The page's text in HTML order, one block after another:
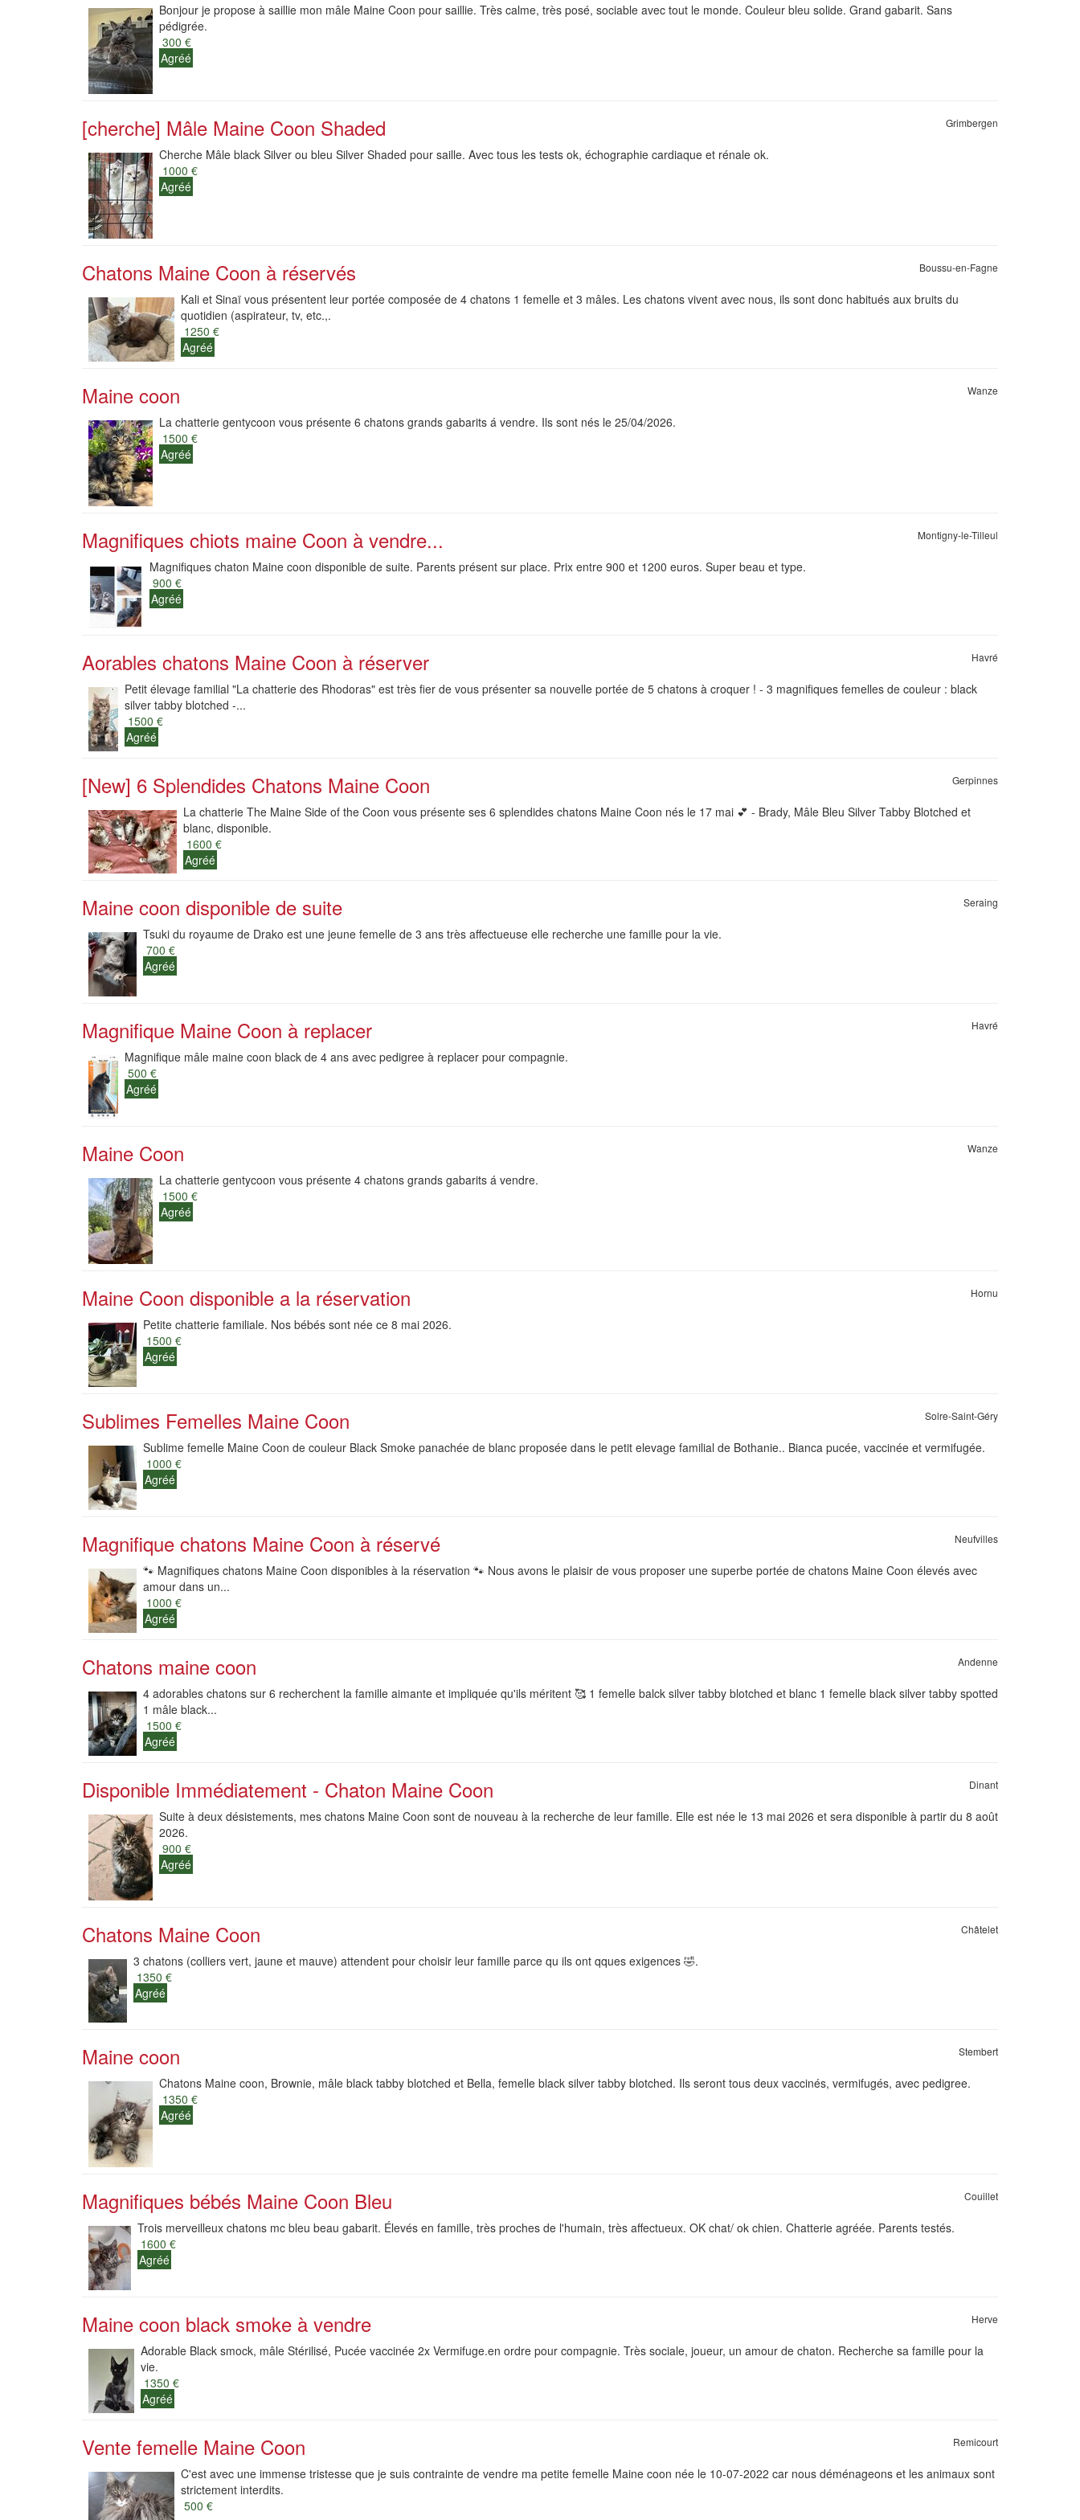
Bonjour je propose à saillie mon mâle Maine Coon pour saillie. Très calme, très posé, sociable avec tout le monde. Couleur bleu solide. Grand gabarit. Sans
pédigrée.
300 €
Agréé
[cherche] Mâle Maine Coon Shaded Grimbergen
Cherche Mâle black Silver ou bleu Silver Shaded pour saille. Avec tous les tests ok, échographie cardiaque et rénale ok.
1000 €
Agréé
Chatons Maine Coon à réservés Boussu-en-Fagne
Kali et Sinaï vous présentent leur portée composée de 4 chatons 1 femelle et 3 mâles. Les chatons vivent avec nous, ils sont donc habitués aux bruits du
quotidien (aspirateur, tv, etc.,.
1250 €
Agréé
Maine coon Wanze
La chatterie gentycoon vous présente 6 chatons grands gabarits á vendre. Ils sont nés le 25/04/2026.
1500 €
Agréé
Magnifiques chiots maine Coon à vendre... Montigny-le-Tilleul
Magnifiques chaton Maine coon disponible de suite. Parents présent sur place. Prix entre 900 et 1200 euros. Super beau et type.
900 €
Agréé
Aorables chatons Maine Coon à réserver Havré
Petit élevage familial "La chatterie des Rhodoras" est très fier de vous présenter sa nouvelle portée de 5 chatons à croquer ! - 3 magnifiques femelles de couleur : black
silver tabby blotched -...
1500 €
Agréé
[New] 6 Splendides Chatons Maine Coon Gerpinnes
La chatterie The Maine Side of the Coon vous présente ses 6 splendides chatons Maine Coon nés le 17 mai 💕 - Brady, Mâle Bleu Silver Tabby Blotched et
blanc, disponible.
1600 €
Agréé
Maine coon disponible de suite Seraing
Tsuki du royaume de Drako est une jeune femelle de 3 ans très affectueuse elle recherche une famille pour la vie.
700 €
Agréé
Magnifique Maine Coon à replacer Havré
Magnifique mâle maine coon black de 4 ans avec pedigree à replacer pour compagnie.
500 €
Agréé
Maine Coon Wanze
La chatterie gentycoon vous présente 4 chatons grands gabarits á vendre.
1500 €
Agréé
Maine Coon disponible a la réservation Hornu
Petite chatterie familiale. Nos bébés sont née ce 8 mai 2026.
1500 €
Agréé
Sublimes Femelles Maine Coon Solre-Saint-Géry
Sublime femelle Maine Coon de couleur Black Smoke panachée de blanc proposée dans le petit elevage familial de Bothanie.. Bianca pucée, vaccinée et vermifugée.
1000 €
Agréé
Magnifique chatons Maine Coon à réservé Neufvilles
🐾 Magnifiques chatons Maine Coon disponibles à la réservation 🐾 Nous avons le plaisir de vous proposer une superbe portée de chatons Maine Coon élevés avec
amour dans un...
1000 €
Agréé
Chatons maine coon Andenne
4 adorables chatons sur 6 recherchent la famille aimante et impliquée qu'ils méritent 🥰 1 femelle balck silver tabby blotched et blanc 1 femelle black silver tabby spotted
1 mâle black...
1500 €
Agréé
Disponible Immédiatement - Chaton Maine Coon Dinant
Suite à deux désistements, mes chatons Maine Coon sont de nouveau à la recherche de leur famille. Elle est née le 13 mai 2026 et sera disponible à partir du 8 août
2026.
900 €
Agréé
Chatons Maine Coon Châtelet
3 chatons (colliers vert, jaune et mauve) attendent pour choisir leur famille parce qu ils ont qques exigences 🤣.
1350 €
Agréé
Maine coon Stembert
Chatons Maine coon, Brownie, mâle black tabby blotched et Bella, femelle black silver tabby blotched. Ils seront tous deux vaccinés, vermifugés, avec pedigree.
1350 €
Agréé
Magnifiques bébés Maine Coon Bleu Couillet
Trois merveilleux chatons mc bleu beau gabarit. Élevés en famille, très proches de l'humain, très affectueux. OK chat/ ok chien. Chatterie agréée. Parents testés.
1600 €
Agréé
Maine coon black smoke à vendre Herve
Adorable Black smock, mâle Stérilisé, Pucée vaccinée 2x Vermifuge.en ordre pour compagnie. Très sociale, joueur, un amour de chaton. Recherche sa famille pour la
vie.
1350 €
Agréé
Vente femelle Maine Coon Remicourt
C'est avec une immense tristesse que je suis contrainte de vendre ma petite femelle Maine coon née le 10-07-2022 car nous déménageons et les animaux sont
strictement interdits.
500 €